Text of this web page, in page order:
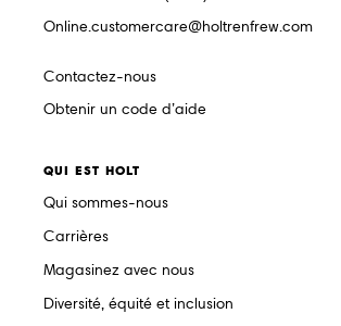
Online.customercare@holtrenfrew.com
Contactez-nous
Obtenir un code d’aide
QUI EST HOLT
Qui sommes-nous
Carrières
Magasinez avec nous
Diversité, équité et inclusion